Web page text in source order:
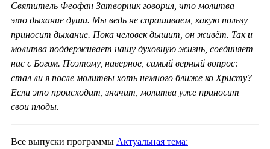
Святитель Феофан Затворник говорил, что молитва —
это дыхание души. Мы ведь не спрашиваем, какую пользу
приносит дыхание. Пока человек дышит, он живёт. Так и
молитва поддерживает нашу духовную жизнь, соединяет
нас с Богом. Поэтому, наверное, самый верный вопрос:
стал ли я после молитвы хоть немного ближе ко Христу?
Если это происходит, значит, молитва уже приносит
свои плоды.
Все выпуски программы Актуальная тема: